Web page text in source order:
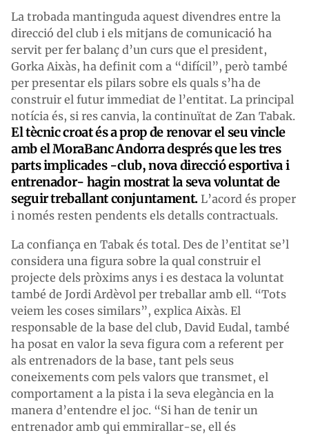
La trobada mantinguda aquest divendres entre la
direcció del club i els mitjans de comunicació ha
servit per fer balanç d’un curs que el president,
Gorka Aixàs, ha definit com a “difícil”, però també
per presentar els pilars sobre els quals s’ha de
construir el futur immediat de l’entitat. La principal
notícia és, si res canvia, la continuïtat de Zan Tabak.
El tècnic croat és a prop de renovar el seu vincle
amb el MoraBanc Andorra després que les tres
parts implicades -club, nova direcció esportiva i
entrenador- hagin mostrat la seva voluntat de
seguir treballant conjuntament.L’acord és proper
i només resten pendents els detalls contractuals.
La confiança en Tabak és total. Des de l’entitat se’l
considera una figura sobre la qual construir el
projecte dels pròxims anys i es destaca la voluntat
també de Jordi Ardèvol per treballar amb ell. “Tots
veiem les coses similars”, explica Aixàs. El
responsable de la base del club, David Eudal, també
ha posat en valor la seva figura com a referent per
als entrenadors de la base, tant pels seus
coneixements com pels valors que transmet, el
comportament a la pista i la seva elegància en la
manera d’entendre el joc. “Si han de tenir un
entrenador amb qui emmirallar-se, ell és